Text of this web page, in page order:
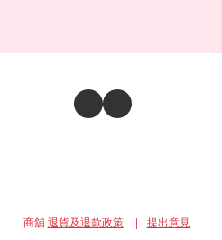
商舖 退貨及退款政策 提出意見